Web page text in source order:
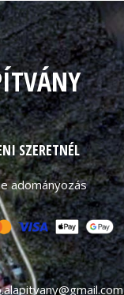
SZERETNÉL
adományozás